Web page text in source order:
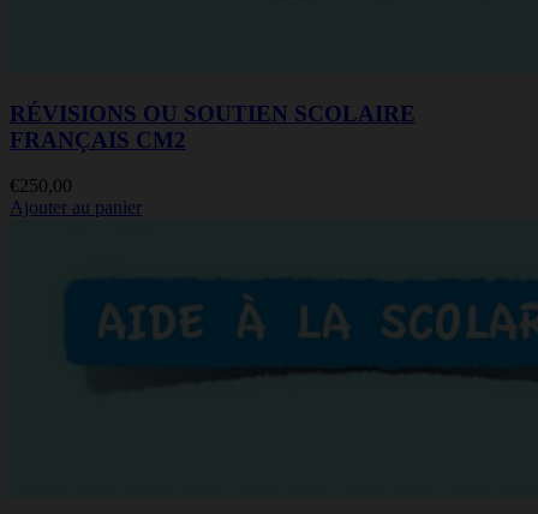
RÉVISIONS OU SOUTIEN SCOLAIRE
FRANÇAIS CM2
€250,00
Ajouter au panier